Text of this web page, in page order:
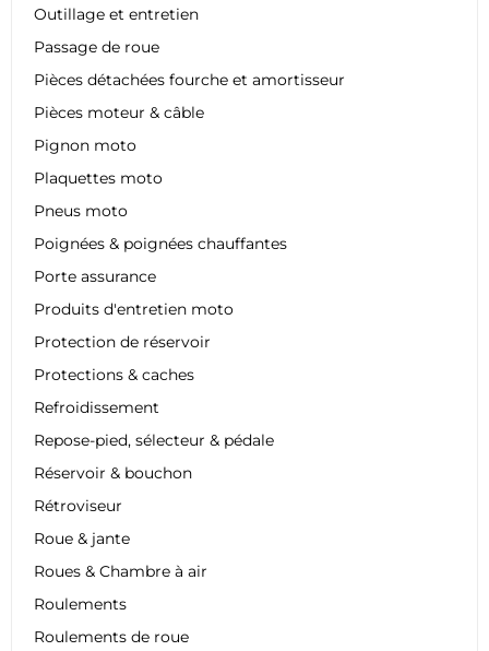
Outillage et entretien
Passage de roue
Pièces détachées fourche et amortisseur
Pièces moteur & câble
Pignon moto
Plaquettes moto
Pneus moto
Poignées & poignées chauffantes
Porte assurance
Produits d'entretien moto
Protection de réservoir
Protections & caches
Refroidissement
Repose-pied, sélecteur & pédale
Réservoir & bouchon
Rétroviseur
Roue & jante
Roues & Chambre à air
Roulements
Roulements de roue